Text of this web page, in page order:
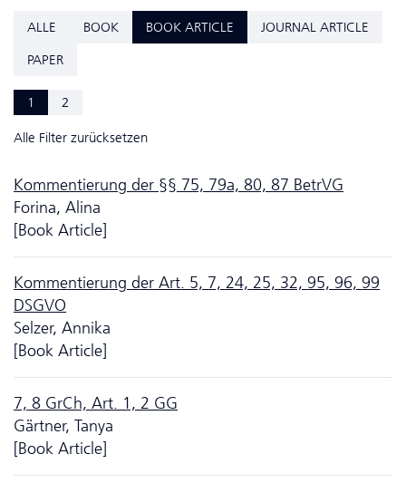
ALLE BOOK BOOK ARTICLE
JOURNAL ARTICLE
PAPER
1 2
Alle Filter zurücksetzen
Kommentierung der §§ 75, 79a, 80, 87 BetrVG
Forina, Alina
[Book Article]
Kommentierung der Art. 5, 7, 24, 25, 32, 95, 96, 99
DSGVO
Selzer, Annika
[Book Article]
7, 8 GrCh, Art. 1, 2 GG
Gärtner, Tanya
[Book Article]